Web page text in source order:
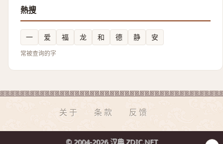
熱搜
一 爱 福 龙 和 德 静 安
常被查询的字
关于 条款 反馈
© 2004-2026 汉典 ZDIC.NET